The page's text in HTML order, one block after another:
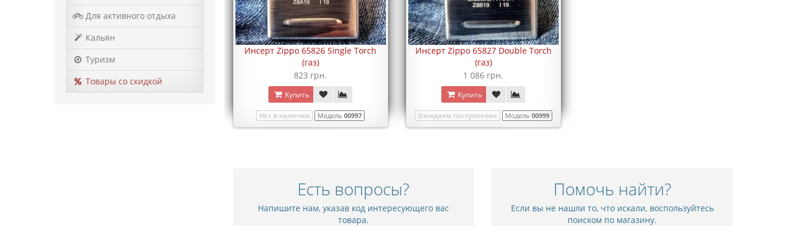
Для активного отдыха
Кальян
Туризм
Товары со скидкой
Инсерт Zippo 65826 Single Torch
(газ)
823 грн.
Купить
Нет в наличии Модель 00997
Инсерт Zippo 65827 Double Torch
(газ)
1 086 грн.
Купить
Ожидаем поступление Модель 00999
Есть вопросы?
Напишите нам, указав код интересующего вас
товара.
Помочь найти?
Если вы не нашли то, что искали, воспользуйтесь
поиском по магазину.